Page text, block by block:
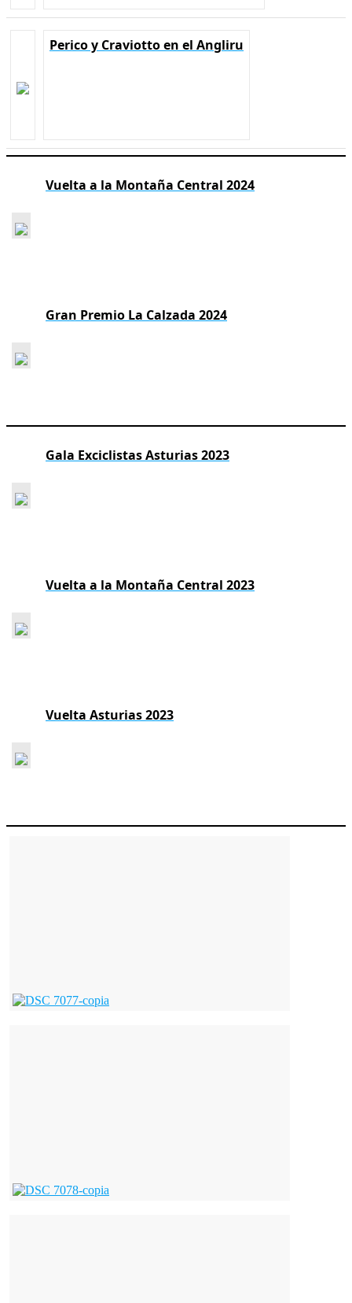
Perico y Craviotto en el Angliru
Vuelta a la Montaña Central 2024
Gran Premio La Calzada 2024
Gala Exciclistas Asturias 2023
Vuelta a la Montaña Central 2023
Vuelta Asturias 2023